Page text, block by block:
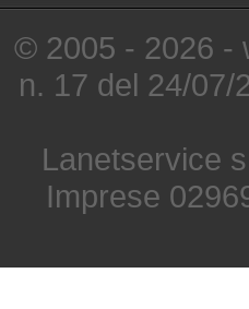
© 2005 - 2026 -
n. 17 del 24/
Lanetservice
Imprese